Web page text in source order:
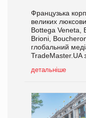
Французька
великих
Bottega Veneta,
Brioni,
глобальний
TradeMaster.UA
детальніше